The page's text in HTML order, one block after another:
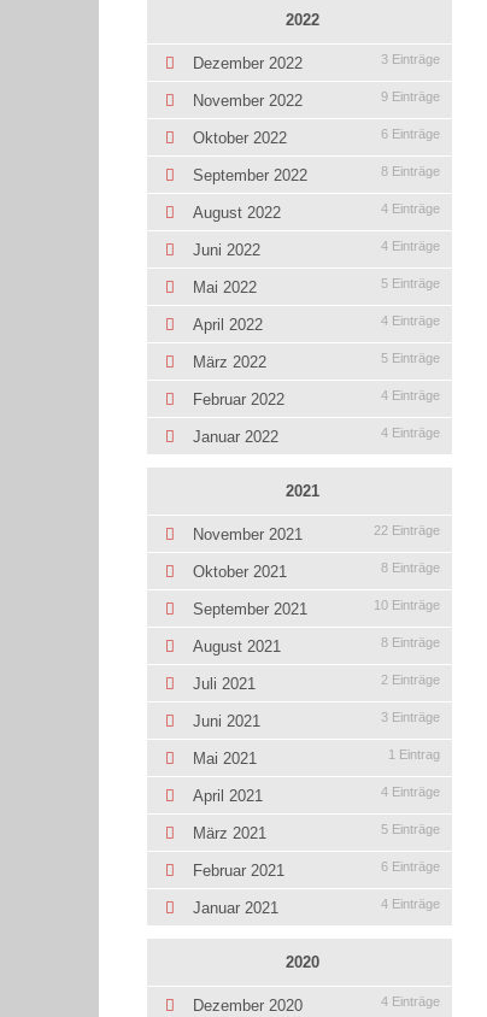
2022
Dezember 2022 3 Einträge
November 2022 9 Einträge
Oktober 2022 6 Einträge
September 2022 8 Einträge
August 2022 4 Einträge
Juni 2022 4 Einträge
Mai 2022 5 Einträge
April 2022 4 Einträge
März 2022 5 Einträge
Februar 2022 4 Einträge
Januar 2022 4 Einträge
2021
November 2021 22 Einträge
Oktober 2021 8 Einträge
September 2021 10 Einträge
August 2021 8 Einträge
Juli 2021 2 Einträge
Juni 2021 3 Einträge
Mai 2021 1 Eintrag
April 2021 4 Einträge
März 2021 5 Einträge
Februar 2021 6 Einträge
Januar 2021 4 Einträge
2020
Dezember 2020 4 Einträge